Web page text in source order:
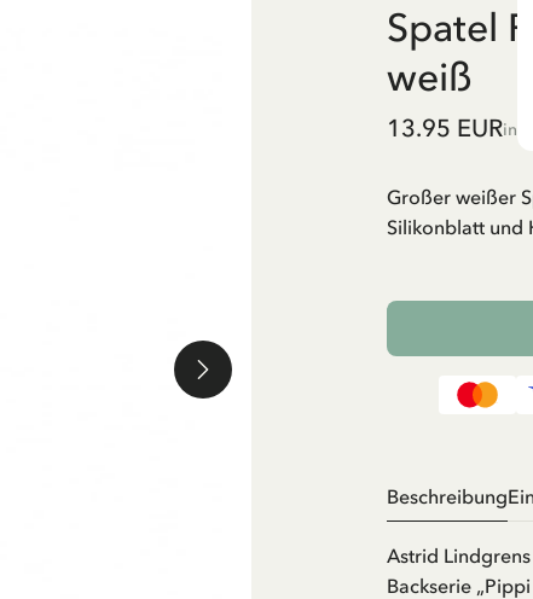
Spatel
weiß
13.95 EUR
Großer weißer
Silikonblatt und
Beschreibung
Astrid
Backserie